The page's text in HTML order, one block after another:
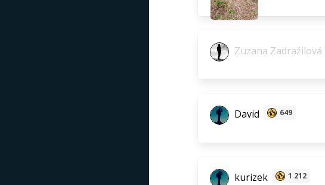
Zuzana Zadražilová
David 649
kurizek 1 212